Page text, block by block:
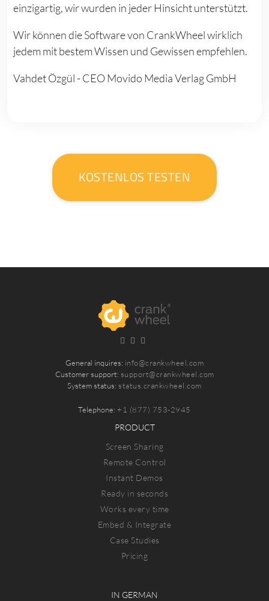
einzigartig, wir wurden in jeder Hinsicht unterstützt.
Wir können die Software von CrankWheel wirklich
jedem mit bestem Wissen und Gewissen empfehlen.
Vahdet Özgül - CEO Movido Media Verlag GmbH
KOSTENLOS TESTEN
General inquires: info@crankwheel.com
Customer support: support@crankwheel.com
System status:status.crankwheel.com
Telephone:+1 (877) 753-2945
PRODUCT
Screen Sharing
Remote Control
Instant Demos
Ready in seconds
Works every time
Embed & Integrate
Case Studies
Pricing
IN GERMAN